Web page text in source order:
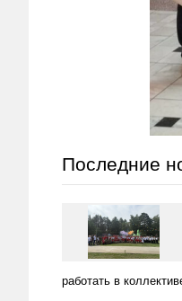
Последние
работать в